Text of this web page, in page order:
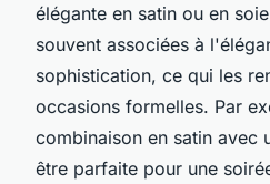
élégante en satin ou en
souvent associées à
sophistication, ce qui les
occasions formelles. Par
combinaison en satin avec
être parfaite pour une